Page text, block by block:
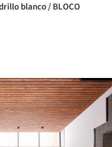
blanco / BLOCO